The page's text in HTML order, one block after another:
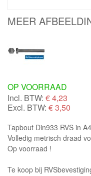
MEER
OP VOORRAAD
Incl. BTW: €4,23
Excl. BTW: € 3,50
Tapbout Din933 RVS in
Volledig metrisch draad
Op voorraad !
Te koop bij